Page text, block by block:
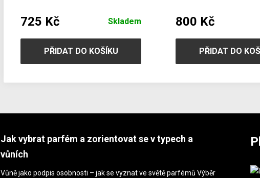
725 Kč Skladem
PŘIDAT DO KOŠÍKU
800 Kč
PŘIDAT DO
Jak vybrat parfém a zorientovat se v typech a
vůních
Vůně jako podpis osobnosti – jak se vyznat ve světě parfémů Výběr